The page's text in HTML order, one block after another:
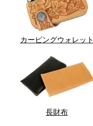
カービングウォレット
長財布